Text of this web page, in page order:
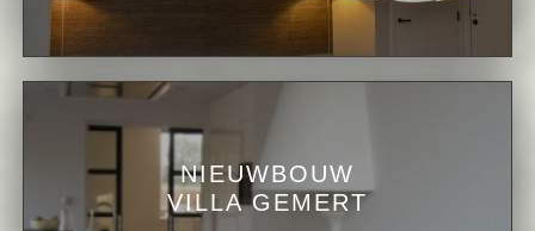
NIEUWBOUW
VILLA GEMERT